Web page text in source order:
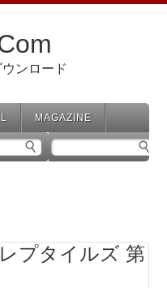
ンロード
MAGAZINE
プタイルズ 第